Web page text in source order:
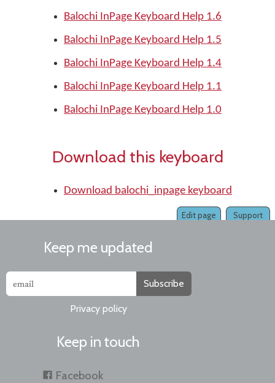
Balochi InPage Keyboard Help 1.6
Balochi InPage Keyboard Help 1.5
Balochi InPage Keyboard Help 1.4
Balochi InPage Keyboard Help 1.1
Balochi InPage Keyboard Help 1.0
Download this keyboard
Download balochi_inpage keyboard
Support
Edit page
Keep me updated
Subscribe
Privacy policy
Keep in touch
Facebook